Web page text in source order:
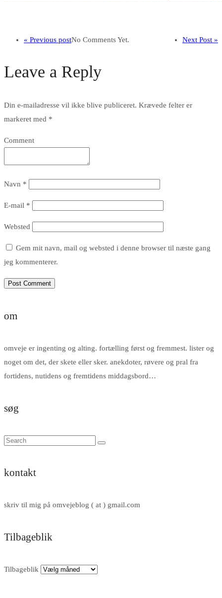
« Previous post Next Post »
No Comments Yet.
Leave a Reply
Din e-mailadresse vil ikke blive publiceret. Krævede felter er
markeret med *
Comment
Navn *
E-mail *
Websted
Gem mit navn, mail og websted i denne browser til næste gang
jeg kommenterer.
om
omveje er ingenting og alting. fortælling først og fremmest. lister og
noget om det, der skete eller sker. anekdoter, røvere og pral fra
fortidens, nutidens og fremtidens middagsbord…
søg
kontakt
skriv til mig på omvejeblog ( at ) gmail.com
Tilbageblik
Tilbageblik